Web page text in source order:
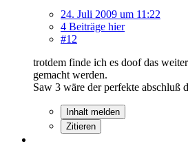
24. Juli 2009 um 11:22
4 Beiträge hier
#12
trotdem finde ich es doof das
gemacht werden.
Saw 3 wäre der perfekte abschluß
Inhalt melden
Zitieren